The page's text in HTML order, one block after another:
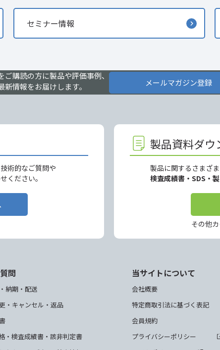
セミナー情報
ご購読の方に製品や評価事例、
新情報をお届けします。
メールマガジン登録
術的なご質問や
ください。
製品資料ダウ
製品に関するさまざ
検査成績書・SDS・
その他
問
納期・配送
・キャンセル・返品
・検査成績書・該非判定書
当サイトについて
会社概要
特定商取引法に基づく表記
会員規約
プライバシーポリシー